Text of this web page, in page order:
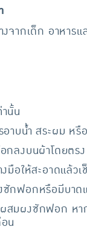
จากเด็ก อาหารแ
นั้น
อาบน้ำ สระผม หรื
กลงบนผ้าโดยตรง
มือให้สะอาดแล้วเ
ซักฟอกหรือมีบาด
สมผงซักฟอก หา
น